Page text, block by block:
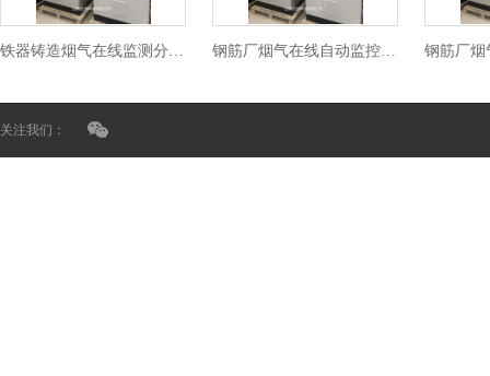
铁器铸造烟气在线监测分析系统 钢筋厂烟气在线自动监控设备
关注我们：